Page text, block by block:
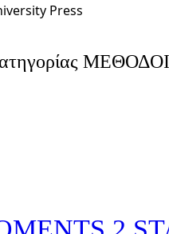
Press
κατηγορίας